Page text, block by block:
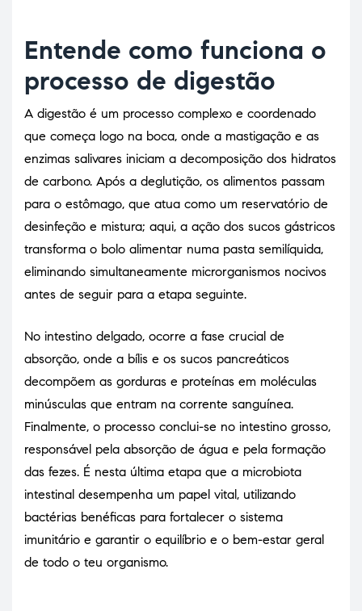
Entende como funciona o
processo de digestão
A digestão é um processo complexo e coordenado
que começa logo na boca, onde a mastigação e as
enzimas salivares iniciam a decomposição dos hidratos
de carbono. Após a deglutição, os alimentos passam
para o estômago, que atua como um reservatório de
desinfeção e mistura; aqui, a ação dos sucos gástricos
transforma o bolo alimentar numa pasta semilíquida,
eliminando simultaneamente microrganismos nocivos
antes de seguir para a etapa seguinte.
No intestino delgado, ocorre a fase crucial de
absorção, onde a bílis e os sucos pancreáticos
decompõem as gorduras e proteínas em moléculas
minúsculas que entram na corrente sanguínea.
Finalmente, o processo conclui-se no intestino grosso,
responsável pela absorção de água e pela formação
das fezes. É nesta última etapa que a microbiota
intestinal desempenha um papel vital, utilizando
bactérias benéficas para fortalecer o sistema
imunitário e garantir o equilíbrio e o bem-estar geral
de todo o teu organismo.